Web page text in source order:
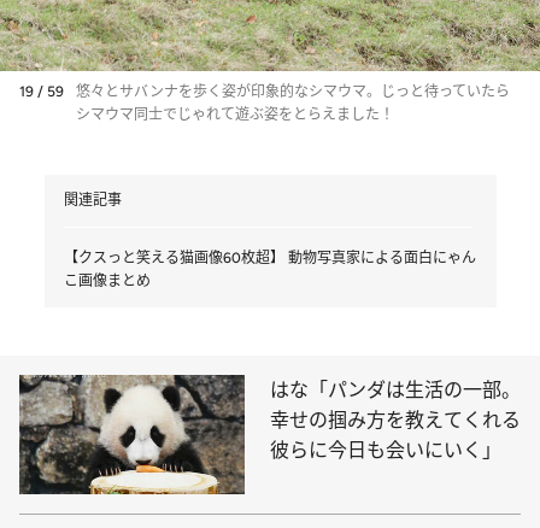
19 / 59
悠々とサバンナを歩く姿が印象的なシマウマ。じっと待っていたら
シマウマ同士でじゃれて遊ぶ姿をとらえました！
関連記事
【クスっと笑える猫画像60枚超】 動物写真家による面白にゃん
こ画像まとめ
はな「パンダは生活の一部。
幸せの掴み方を教えてくれる
彼らに今日も会いにいく」